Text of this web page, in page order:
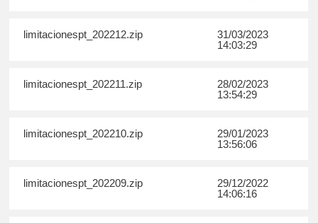
limitacionespt_202212.zip
31/03/2023
14:03:29
limitacionespt_202211.zip
28/02/2023
13:54:29
limitacionespt_202210.zip
29/01/2023
13:56:06
limitacionespt_202209.zip
29/12/2022
14:06:16